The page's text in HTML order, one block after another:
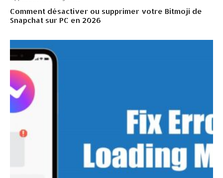
Comment désactiver ou supprimer votre Bitmoji de
Snapchat sur PC en 2026